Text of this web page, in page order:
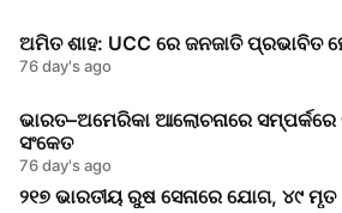
ଅମିତ ଶାହ: UCC ରେ ଜନଜାତି ପ୍ରଭାବିତ
76 day's ago
ଭାରତ–ଅମେରିକା ଆଲୋଚନାରେ
ସଂକେତ
76 day's ago
୨୧୭ ଭାରତୀୟ ରୁଷ ସେନାରେ ଯୋଗ, ୪୯ ମୃତ